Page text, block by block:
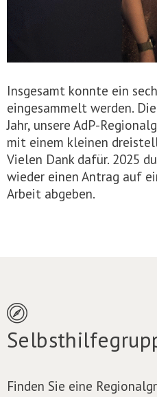
Insgesamt konnte ein
eingesammelt werden.
Jahr, unsere AdP-
mit einem kleinen
Vielen Dank dafür. 2025
wieder einen Antrag auf
Arbeit abgeben.
Finden Sie eine